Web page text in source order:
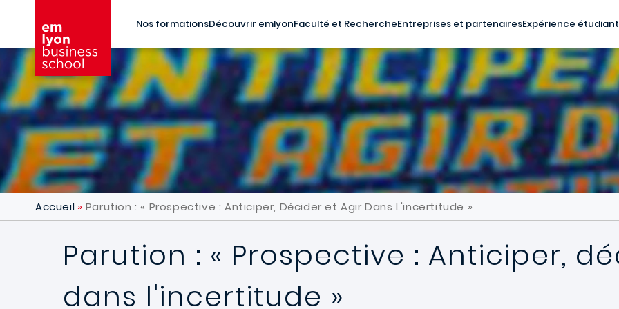
Nos formationsDécouvrir emlyonFaculté et RechercheEntreprises et partenairesExpérience
Accueil Parution : « Prospective : Anticiper, Décider et Agir Dans L'incertitude »
Parution : « Prospective : Anticiper,
dans l'incertitude »